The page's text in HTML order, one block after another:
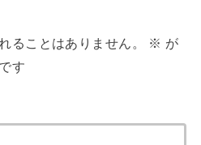
ることはありません。 ※ が
す